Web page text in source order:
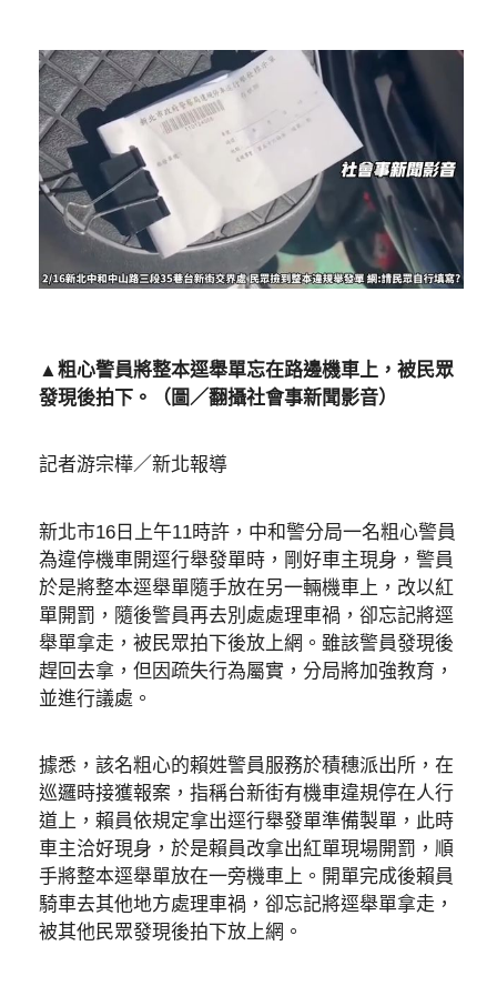
▲粗心警員將整本逕舉單忘在路邊機車上，被民眾
發現後拍下。（圖／翻攝社會事新聞影音）
記者游宗樺／新北報導
新北市16日上午11時許，中和警分局一名粗心警員
為違停機車開逕行舉發單時，剛好車主現身，警員
於是將整本逕舉單隨手放在另一輛機車上，改以紅
單開罰，隨後警員再去別處處理車禍，卻忘記將逕
舉單拿走，被民眾拍下後放上網。雖該警員發現後
趕回去拿，但因疏失行為屬實，分局將加強教育，
並進行議處。
據悉，該名粗心的賴姓警員服務於積穗派出所，在
巡邏時接獲報案，指稱台新街有機車違規停在人行
道上，賴員依規定拿出逕行舉發單準備製單，此時
車主洽好現身，於是賴員改拿出紅單現場開罰，順
手將整本逕舉單放在一旁機車上。開單完成後賴員
騎車去其他地方處理車禍，卻忘記將逕舉單拿走，
被其他民眾發現後拍下放上網。